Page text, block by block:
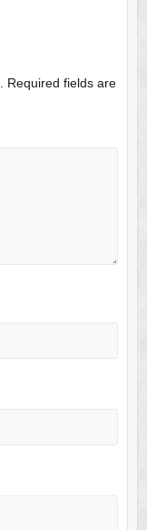
Required fields are